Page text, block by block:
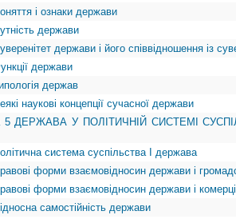
і ознаки держави
держави
держави і його співвідношення із
держави
держав
наукові концепції сучасної держави
5 ДЕРЖАВА У ПОЛІТИЧНІЙ СИСТЕМІ
система суспільства І держава
форми взаємовідносин держави і
форми взаємовідносин держави і
самостійність держави